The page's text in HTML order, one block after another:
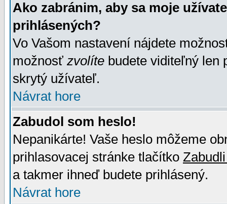
Ako zabránim, aby sa moje
prihlásených?
Vo Vašom nastavení nájdete
možnosť zvolíte budete viditeľný len
skrytý užívateľ.
Návrat hore
Zabudol som heslo!
Nepanikárte! Vaše heslo môžeme
prihlasovacej stránke tlačítko
a takmer ihneď budete prihlásený.
Návrat hore